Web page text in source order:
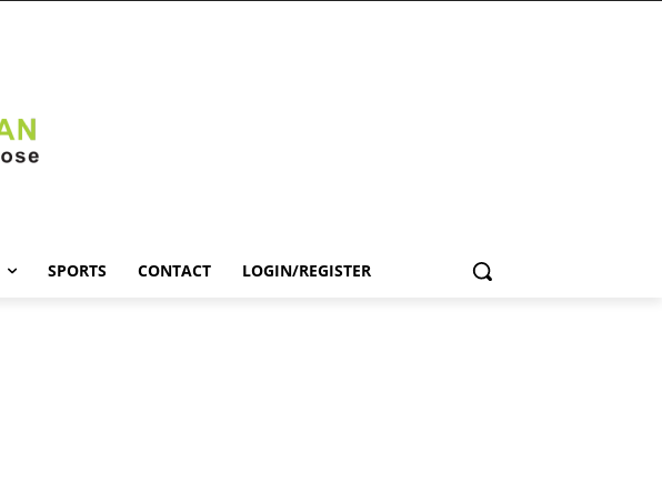
SPORTS CONTACT LOGIN/REGISTER